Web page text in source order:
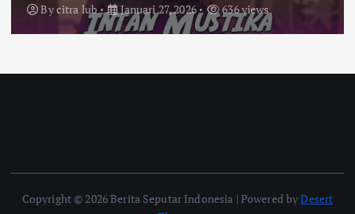
Bycitra lub Januari 27, 2026 636 views
Copyright © 2026 Berita Seputar Indonesia | Powered byDesert